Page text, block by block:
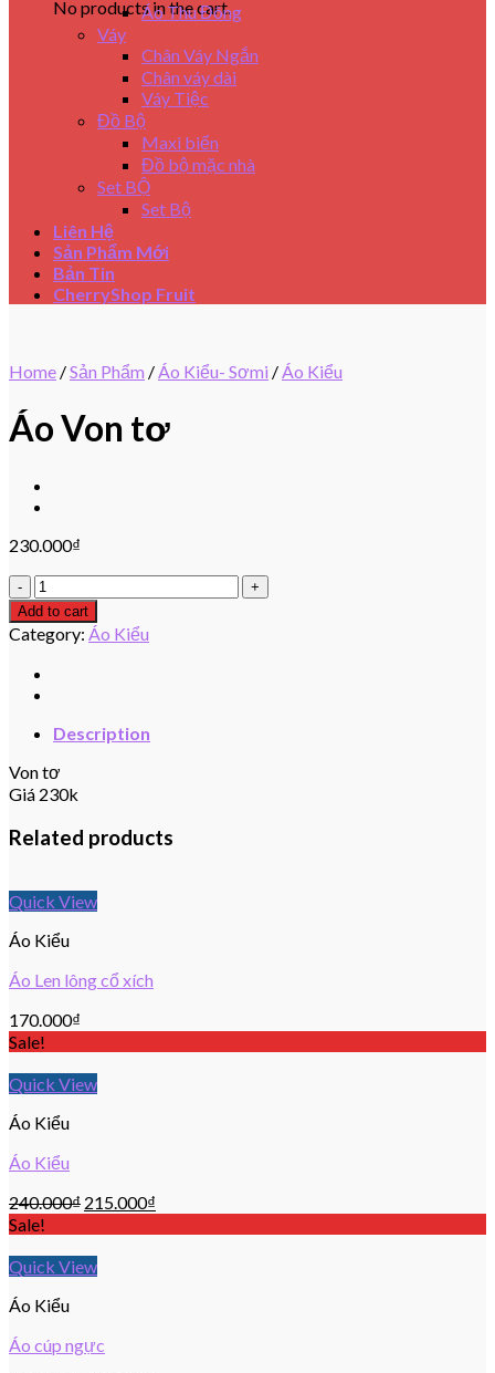
No products in the cart.
Áo Thu Đông
Váy
Chân Váy Ngắn
Chân váy dài
Váy Tiệc
Đồ Bộ
Maxi biển
Đồ bộ mặc nhà
Set BỘ
Set Bộ
Liên Hệ
Sản Phẩm Mới
Bản Tin
CherryShop Fruit
Home /Sản Phẩm /Áo Kiểu- Sơmi /Áo Kiểu
Áo Von tơ
230.000₫
Áo
Von
tơ
quantity
Add to cart
Category: Áo Kiểu
Description
Von tơ
Giá 230k
Related products
Quick View
Áo Kiểu
Áo Len lông cổ xích
170.000₫
Sale!
Quick View
Áo Kiểu
Áo Kiểu
240.000₫ 215.000₫
Sale!
Quick View
Áo Kiểu
Áo cúp ngực